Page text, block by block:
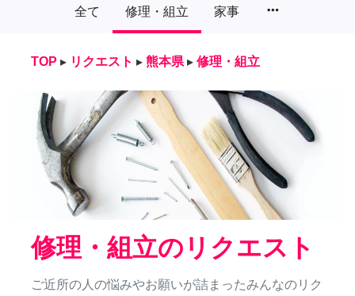
全て 修理・組立 家事 more_horiz
TOP ▸ リクエスト ▸ 熊本県 ▸ 修理・組立
修理・組立のリクエスト
ご近所の人の悩みやお願いが詰まったみんなのリク